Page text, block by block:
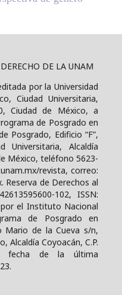
DE LA UNAM
por la Universidad
Ciudad Universitaria,
Ciudad de México, a
de Posgrado en
Posgrado, Edificio “F”,
Universitaria, Alcaldía
México, teléfono 5623-
revista, correo:
Reserva de Derechos al
102, ISSN:
el Instituto Nacional
de Posgrado en
Mario de la Cueva s/n,
Alcaldía Coyoacán, C.P.
fecha de la última